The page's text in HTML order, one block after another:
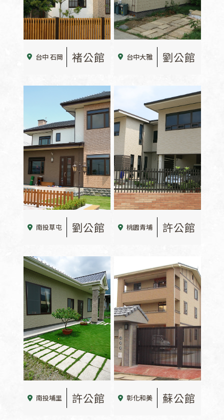
台中 石岡 褚公館 台中大雅 劉公館
南投草屯 劉公館 桃園青埔 許公館
南投埔里 許公館 彰化和美 蘇公館